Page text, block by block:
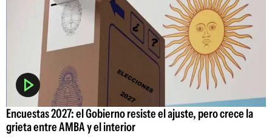
Encuestas 2027: el Gobierno resiste el ajuste, pero crece la
grieta entre AMBA y el interior